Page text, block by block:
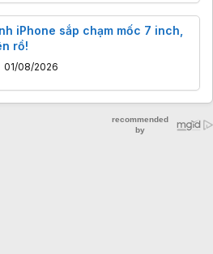
iPhone sắp chạm mốc 7 inch,
rồ!
01/08/2026